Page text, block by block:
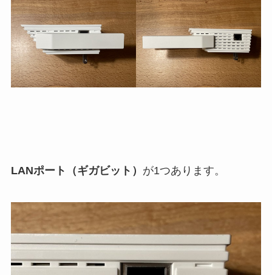
LANポート（ギガビット） が1つあります。